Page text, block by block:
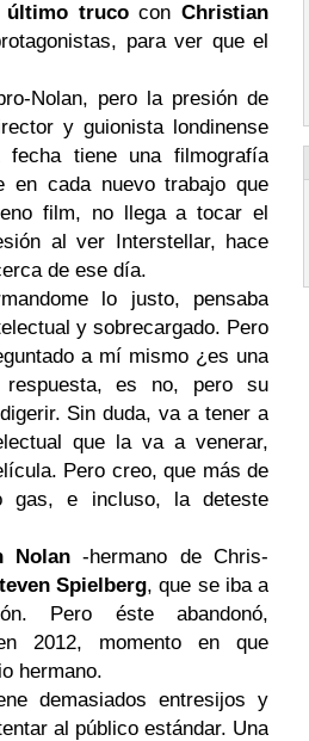
último trucoconChristian
para ver que el
Nolan, pero la presión de
y guionista londinense
tiene una filmografía
en cada nuevo trabajo que
film, no llega a tocar el
al ver Interstellar, hace
de ese día.
lo justo, pensaba
y sobrecargado. Pero
a mí mismo ¿es una
es no, pero su
Sin duda, va a tener a
que la va a venerar,
Pero creo, que más de
gas, e incluso, la deteste
Nolan-hermano de Chris-
Spielberg, que se iba a
Pero éste abandonó,
2012, momento en que
hermano.
demasiados entresijos y
al público estándar. Una